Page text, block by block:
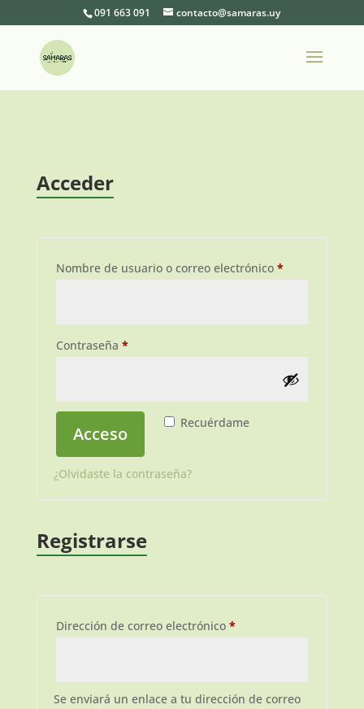
091 663 091 contacto@samaras.uy
Acceder
Nombre de usuario o correo electrónico *Obligatorio
Contraseña *Obligatorio
Recuérdame
Acceso
¿Olvidaste la contraseña?
Registrarse
Dirección de correo electrónico *Obligatorio
Se enviará un enlace a tu dirección de correo